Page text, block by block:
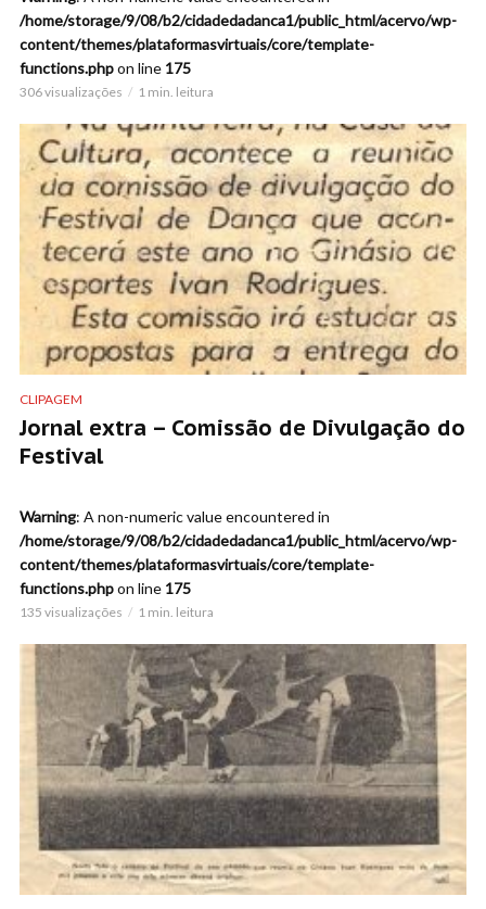
/home/storage/9/08/b2/cidadedadanca1/public_html/acervo/wp-
content/themes/plataformasvirtuais/core/template-
functions.phpon line 175
306 visualizações 1 min. leitura
CLIPAGEM
Jornal extra – Comissão de Divulgação do
Festival
Warning: A non-numeric value encountered in
/home/storage/9/08/b2/cidadedadanca1/public_html/acervo/wp-
content/themes/plataformasvirtuais/core/template-
functions.phpon line 175
135 visualizações 1 min. leitura